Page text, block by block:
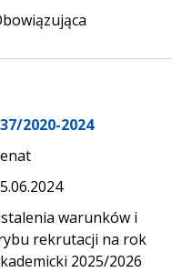
2020-2024
warunków i
rekrutacji na rok
2025/2026